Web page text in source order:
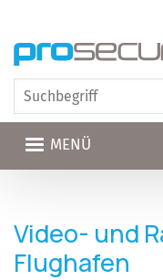
MENÜ
Video- und
Flughafen